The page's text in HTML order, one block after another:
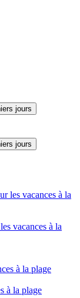
jours
jours
vacances à la
à la plage